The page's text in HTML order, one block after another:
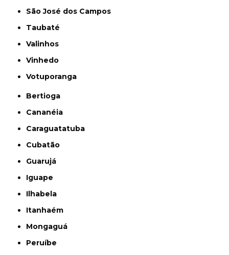
São José dos Campos
Taubaté
Valinhos
Vinhedo
Votuporanga
Bertioga
Cananéia
Caraguatatuba
Cubatão
Guarujá
Iguape
Ilhabela
Itanhaém
Mongaguá
Peruíbe